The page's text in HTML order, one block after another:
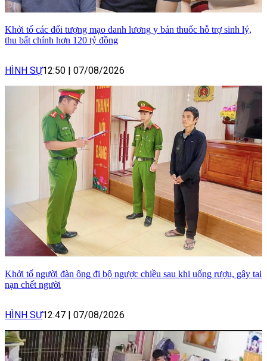
Khởi tố các đối tượng mạo danh lương y bán thuốc hỗ trợ sinh lý,
thu bất chính hơn 120 tỷ đồng
HÌNH SỰ12:50 07/08/2026
Khởi tố người đàn ông đi bộ ngược chiều sau khi uống rượu, gây tai
nạn chết người
HÌNH SỰ12:47 07/08/2026